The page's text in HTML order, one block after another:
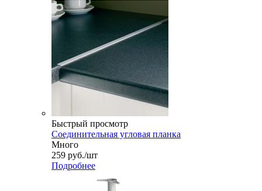
Быстрый просмотр
Соединительная угловая планка
Много
259 руб./шт
Подробнее